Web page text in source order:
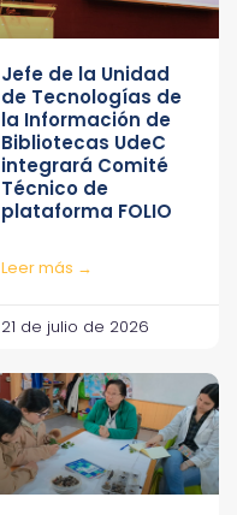
Jefe de la Unidad
de Tecnologías de
la Información de
Bibliotecas UdeC
integrará Comité
Técnico de
plataforma FOLIO
Leer más →
21 de julio de 2026